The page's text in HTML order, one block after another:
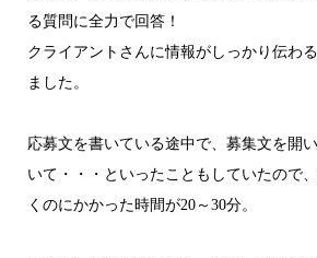
る質問に全力で回答！
クライアントさんに情報がしっかり伝わ
ました。
応募文を書いている途中で、募集文を開
いて・・・といったこともしていたので
くのにかかった時間が20～30分。